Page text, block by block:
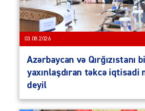
03.08.2026
Azərbaycan və Qırğızıstanı
yaxınlaşdıran təkcə iqtisadi
deyil